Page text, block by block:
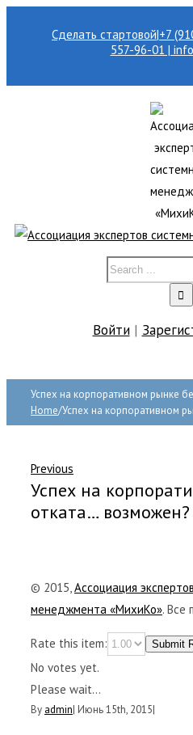
Сделать стартовой|+7
557-96-01 |
Войти|
Успех на корпоративном рынке
Home/Успех на корпоративном
Previous
Успех на
отката… возможен?
© 2015,Ассоциация
менеджмента «МихиКо». Все
Rate this item: Submit
No votes yet.
Please wait...
By admin| Июнь 15th, 2015|